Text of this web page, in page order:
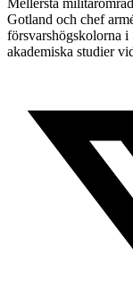
Mellersta
Gotland och chef
försvarshögskolorna
akademiska studier